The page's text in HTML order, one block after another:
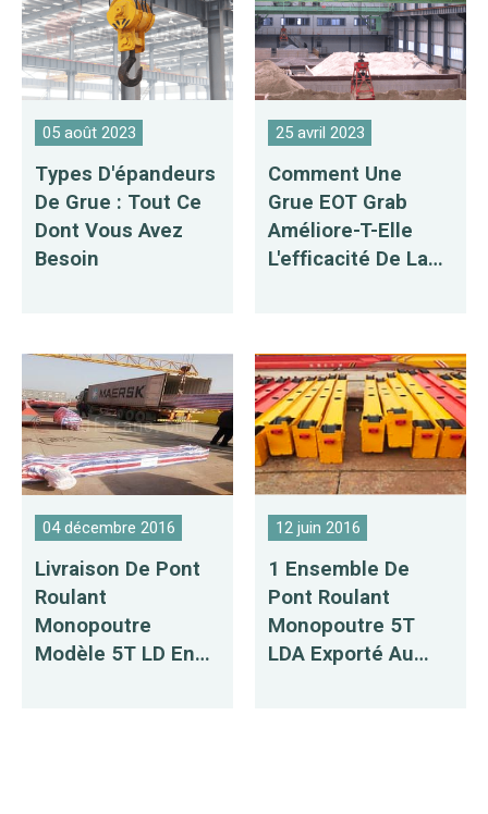
05 août 2023
Types D'épandeurs
De Grue : Tout Ce
Dont Vous Avez
Besoin
25 avril 2023
Comment Une
Grue EOT Grab
Améliore-T-Elle
L'efficacité De La
04 décembre 2016
Livraison De Pont
Roulant
Monopoutre
Modèle 5T LD En
12 juin 2016
1 Ensemble De
Pont Roulant
Monopoutre 5T
LDA Exporté Au